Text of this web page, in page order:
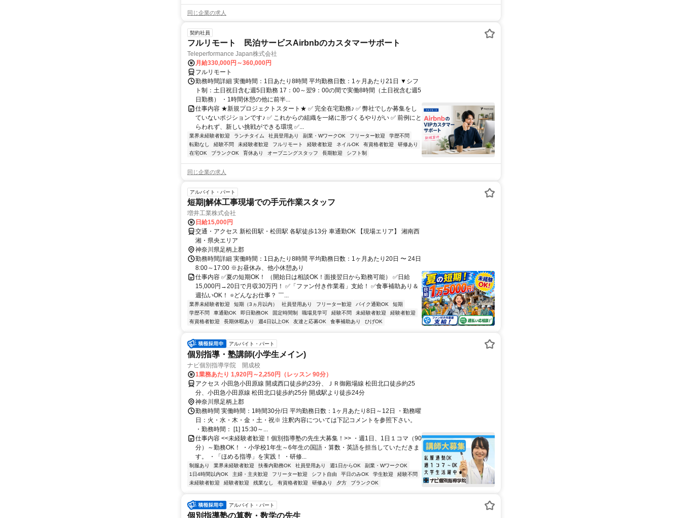
同じ企業の求人
契約社員
フルリモート 民泊サービスAirbnbのカスタマーサポート
Teleperformance Japan株式会社
月給330,000円～360,000円
フルリモート
勤務時間詳細 実働時間：1日あたり8時間 平均勤務日数：1ヶ月あたり21日 ▼シフ
ト制：土日祝日含む週5日勤務 17：00～翌9：00の間で実働8時間（土日祝含む週5
日勤務） ・1時間休憩の他に前半...
仕事内容 ★新規プロジェクトスタート★ ✅ 完全在宅勤務♪ ✅ 弊社でしか募集をし
ていないポジションです♪ ✅ これからの組織を一緒に形づくるやりがい ✅ 前例にと
らわれず、新しい挑戦ができる環境 ✅...
業界未経験者歓迎 ランチタイム 社員登用あり 副業・WワークOK フリーター歓迎
学歴不問
転勤なし
経験不問 未経験者歓迎 フルリモート 経験者歓迎 ネイルOK 有資格者歓迎
研修あり
在宅OK
ブランクOK 育休あり オープニングスタッフ 長期歓迎 シフト制
同じ企業の求人
アルバイト・パート
短期|解体工事現場での手元作業スタッフ
増井工業株式会社
日給15,000円
交通・アクセス 新松田駅・松田駅 各駅徒歩13分 車通勤OK 【現場エリア】 湘南西
湘・県央エリア
神奈川県足柄上郡
勤務時間詳細 実働時間：1日あたり8時間 平均勤務日数：1ヶ月あたり20日 〜 24日
8:00～17:00 ※お昼休み、他小休憩あり
仕事内容 ✅夏の短期OK！ （開始日は相談OK！面接翌日から勤務可能） ✅日給
15,000円→20日で月収30万円！ ✅「ファン付き作業着」支給！ ✅食事補助あり＆
週払いOK！ ⭐どんなお仕事？ ￣...
業界未経験者歓迎 短期（3ヵ月以内） 社員登用あり フリーター歓迎 バイク通勤OK
短期
学歴不問
車通勤OK 即日勤務OK 固定時間制 職場見学可 経験不問 未経験者歓迎
経験者歓迎
有資格者歓迎
長期休暇あり 週4日以上OK 友達と応募OK 食事補助あり ひげOK
アルバイト・パート
個別指導・塾講師(小学生メイン)
ナビ個別指導学院 開成校
1業務あたり 1,920円～2,250円（レッスン 90分）
アクセス 小田急小田原線 開成西口徒歩約23分、ＪＲ御殿場線 松田北口徒歩約25
分、小田急小田原線 松田北口徒歩約25分 開成駅より徒歩24分
神奈川県足柄上郡
勤務時間 実働時間：1時間30分/日 平均勤務日数：1ヶ月あたり8日～12日 ・勤務曜
日：火・水・木・金・土・祝※ 注釈内容については下記コメントを参照下さい。
・勤務時間： [1] 15:30～...
仕事内容 <<未経験者歓迎！個別指導塾の先生大募集！>> ・週1日、1日１コマ（90
分）～勤務OK！ ・小学校1年生～6年生の国語・算数・英語を担当していただきま
す。 ・「ほめる指導」を実践！ ・研修...
制服あり 業界未経験者歓迎 扶養内勤務OK 社員登用あり 週1日からOK
副業・WワークOK
1日4時間以内OK
主婦・主夫歓迎 フリーター歓迎 シフト自由 平日のみOK 学生歓迎
経験不問
未経験者歓迎
経験者歓迎 残業なし 有資格者歓迎 研修あり 夕方 ブランクOK
アルバイト・パート
個別指導塾の算数・数学の先生